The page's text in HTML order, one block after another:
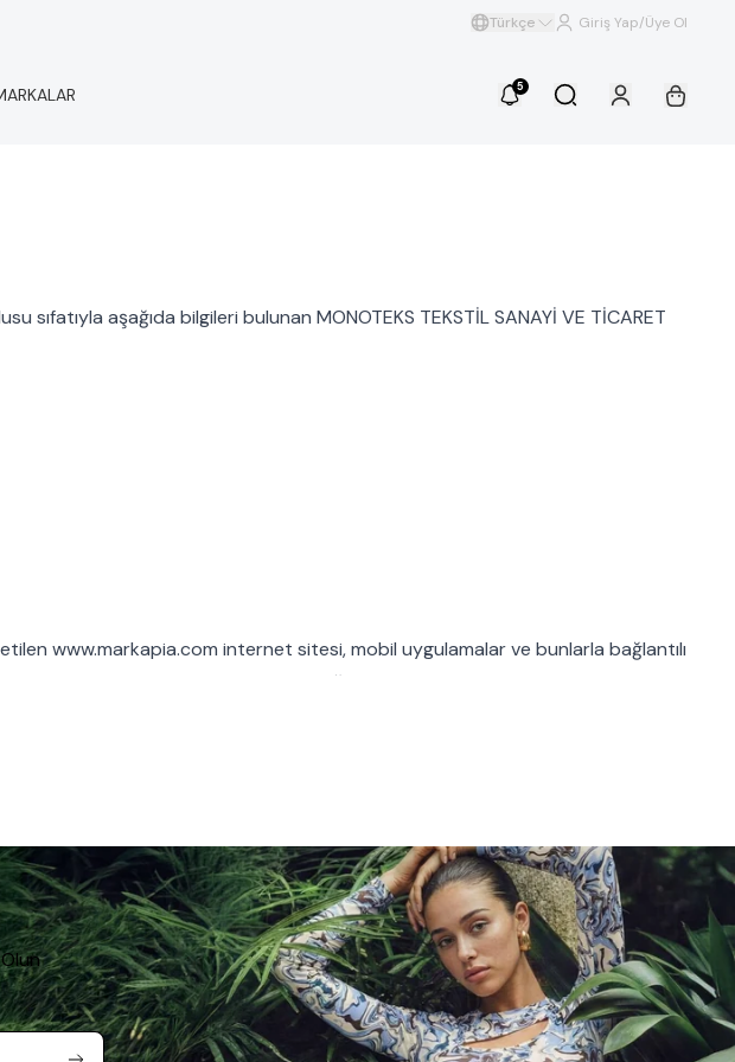
Türkçe Giriş Yap/Üye Ol
5
sıfatıyla aşağıda bilgileri bulunan MONOTEKS TEKSTİL SANAYİ VE TİCARET
www.markapia.com internet sitesi, mobil uygulamalar ve bunlarla bağlantılı
hukuki sebeplere dayanılarak işlendiği, kimlere ve hangi amaçlarla